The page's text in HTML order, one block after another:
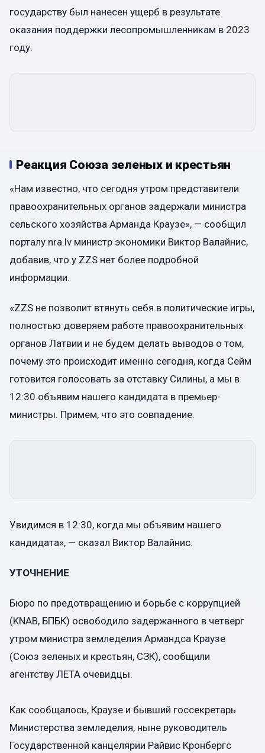
государству был нанесен ущерб в результате
оказания поддержки лесопромышленникам в 2023
году.
Реакция Союза зеленых и крестьян
«Нам известно, что сегодня утром представители
правоохранительных органов задержали министра
сельского хозяйства Арманда Краузе», — сообщил
порталу nra.lv министр экономики Виктор Валайнис,
добавив, что у ZZS нет более подробной
информации.
«ZZS не позволит втянуть себя в политические игры,
полностью доверяем работе правоохранительных
органов Латвии и не будем делать выводов о том,
почему это происходит именно сегодня, когда Сейм
готовится голосовать за отставку Силины, а мы в
12:30 объявим нашего кандидата в премьер-
министры. Примем, что это совпадение.
Увидимся в 12:30, когда мы объявим нашего
кандидата», — сказал Виктор Валайнис.
УТОЧНЕНИЕ
Бюро по предотвращению и борьбе с коррупцией
(KNAB, БПБК) освободило задержанного в четверг
утром министра земледелия Армандса Краузе
(Союз зеленых и крестьян, СЗК), сообщили
агентству ЛЕТА очевидцы.
Как сообщалось, Краузе и бывший госсекретарь
Министерства земледелия, ныне руководитель
Государственной канцелярии Райвис Кронбергс